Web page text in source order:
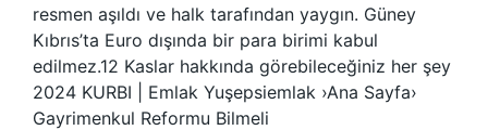
resmen aşıldı ve halk tarafından yaygın. Güney
Kıbrıs’ta Euro dışında bir para birimi kabul
edilmez.12 Kaslar hakkında görebileceğiniz her şey
2024 KURBI | Emlak Yuşepsiemlak ›Ana Sayfa›
Gayrimenkul Reformu Bilmeli